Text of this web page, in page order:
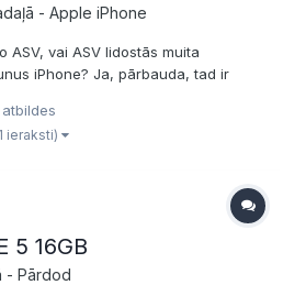
- Apple iPhone
ASV, vai ASV lidostās muita
iPhone? Ja, pārbauda, tad ir
ne LV, bet teiksim pārsēšanas
pārbauda? Jāmaksā...
atbildes
ieraksti)
5 16GB
- Pārdod